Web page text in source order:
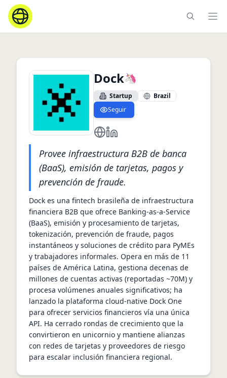
Dock🦄
Startup
Brazil
Seguir
https://dock.tech/
https://br.linkedin.com/
Provee infraestructura B2B de banca
(BaaS), emisión de tarjetas, pagos y
prevención de fraude.
Dock es una fintech brasileña de infraestructura
financiera B2B que ofrece Banking-as-a-Service
(BaaS), emisión y procesamiento de tarjetas,
tokenización, prevención de fraude, pagos
instantáneos y soluciones de crédito para PyMEs
y trabajadores informales. Opera en más de 11
países de América Latina, gestiona decenas de
millones de cuentas activas (reportadas ~70M) y
procesa volúmenes anuales significativos; ha
lanzado la plataforma cloud-native Dock One
para ofrecer servicios financieros vía una única
API. Ha cerrado rondas de crecimiento que la
convirtieron en unicornio y mantiene alianzas
con redes de tarjetas y proveedores de riesgo
para escalar inclusión financiera regional.